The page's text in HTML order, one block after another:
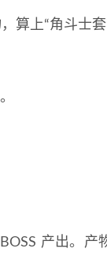
算上“角斗士
产出。产